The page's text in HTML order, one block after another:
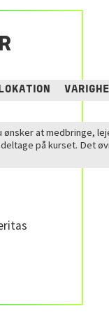
LOKATION
at medbringe,
på kurset. Det